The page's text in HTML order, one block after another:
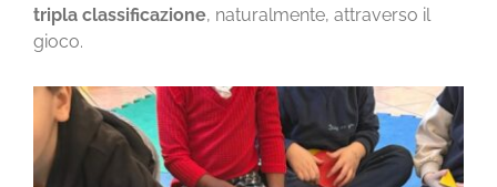
tripla classificazione, naturalmente, attraverso il
gioco.